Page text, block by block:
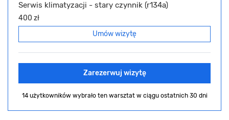
Serwis klimatyzacji - stary czynnik (r134a)
400 zł
Umów wizytę
Zarezerwuj wizytę
14 użytkowników wybrało ten warsztat w ciągu ostatnich 30 dni